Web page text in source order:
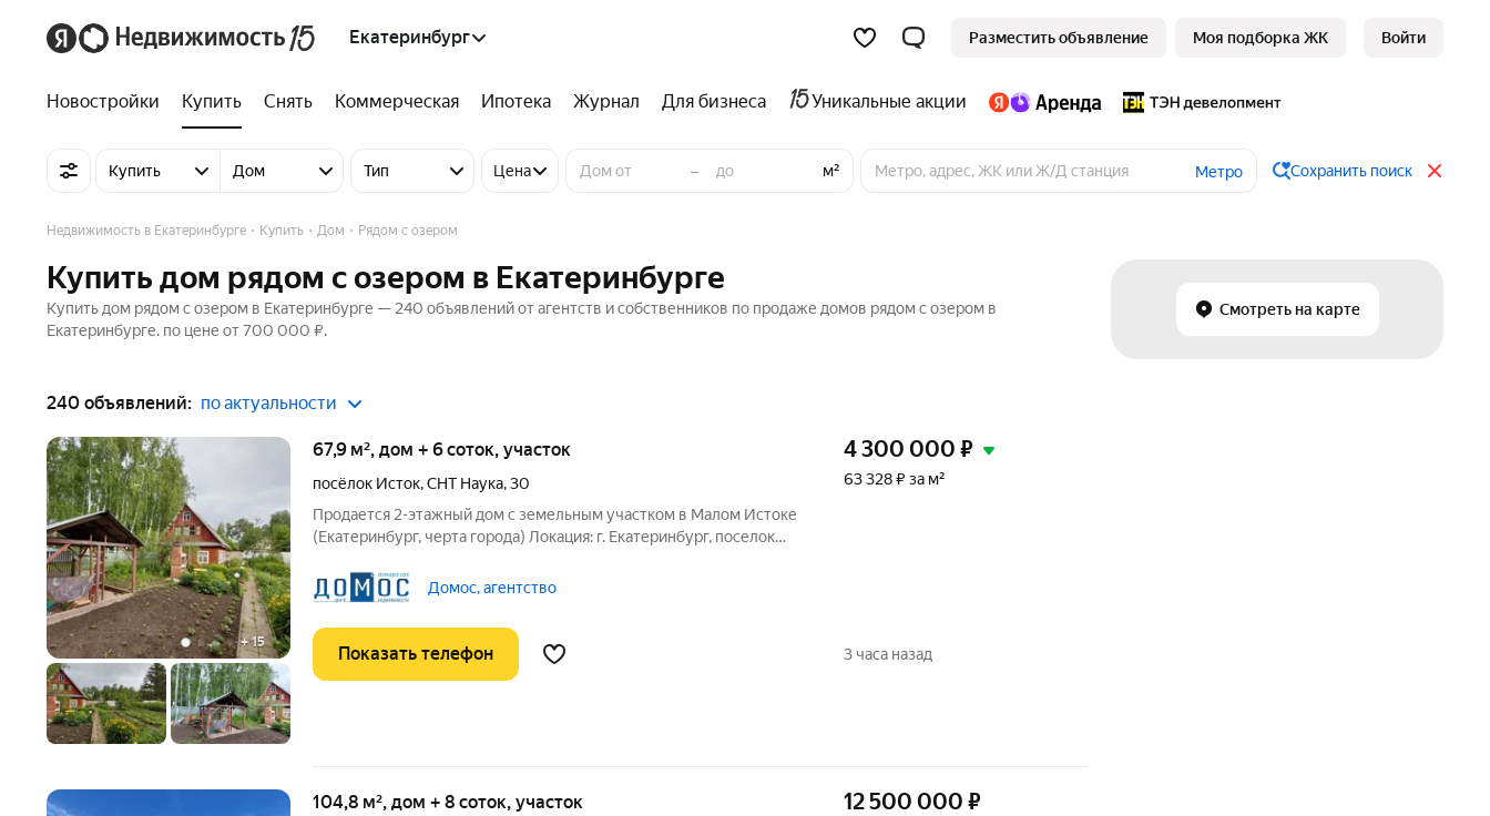
Екатеринбург Разместить объявление Моя подборка ЖК Войти
Новостройки Купить Снять Коммерческая Ипотека Журнал Для бизнеса Уникальные акции
Купить Дом Тип Цена – м² Метро Сохранить поиск
Смотреть на карте
Недвижимость в Екатеринбурге Купить Дом Рядом с озером
Купить дом рядом с озером в Екатеринбурге
Купить дом рядом с озером в Екатеринбурге — 240 объявлений от агентств и собственников по продаже домов рядом с озером в
Екатеринбурге. по цене от 700 000 ₽.
240 объявлений: по актуальности
+15
67,9 м², дом + 6 соток, участок
посёлок Исток,СНТ Наука,30
Продается 2-этажный дом с земельным участком в Малом Истоке
(Екатеринбург, черта города) Локация: г. Екатеринбург, поселок
дом, идеально подходящий для круглогодичного проживания и
Домос, агентство
4 300 000 ₽
63 328 ₽ за м²
Показать телефон 3 часа назад
104,8 м², дом + 8 соток, участок 12 500 000 ₽